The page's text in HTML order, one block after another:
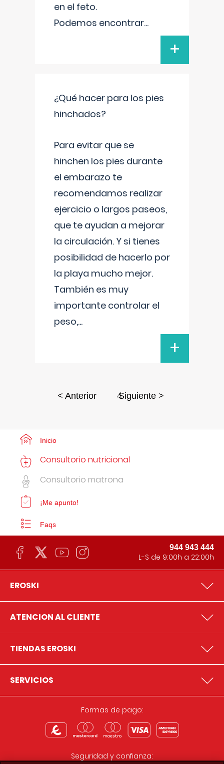
en el feto.
Podemos encontrar...
+
¿Qué hacer para los pies
hinchados?
Para evitar que se
hinchen los pies durante
el embarazo te
recomendamos realizar
ejercicio o largos paseos,
que te ayudan a mejorar
la circulación. Y si tienes
posibilidad de hacerlo por
la playa mucho mejor.
También es muy
importante controlar el
peso,...
+
< Anterior 4
Siguiente >
Inicio
Consultorio nutricional
Consultorio matrona
¡Me apunto!
Faqs
944 943 444
L-S de 9:00h a 22:00h
EROSKI
ATENCION AL CLIENTE
TIENDAS EROSKI
SERVICIOS
Formas de pago:
Seguridad y confianza: